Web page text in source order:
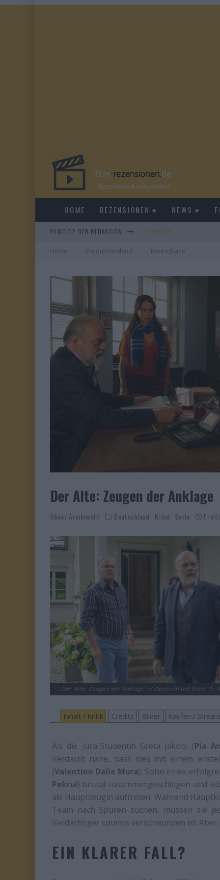
HOME REZENSIONEN NEWS
FILMTIPP DER REDAKTION
EVERYTIME
DUELL IN DER SONNE
Home Produktionsland Deutschland
Der Alte: Zeugen der Anklage
Oliver Armknecht Deutschland Krimi Serie
„Der Alte: Zeugen der Anklage“ // Deutschland-Start: 1.
Inhalt / Kritik Credits Bilder Kaufen /
Als die Jura-Studentin Greta Jakobi (Pia
Verdacht nahe, dass dies mit einem
(Valentino Dalle Mura), Sohn eines
Pekrul) brutal zusammengeschlagen und
als Hauptzeugin auftreten. Während
Team nach Spuren suchen, müssen sie
Verdächtiger spurlos verschwunden ist.
EIN KLARER FALL?